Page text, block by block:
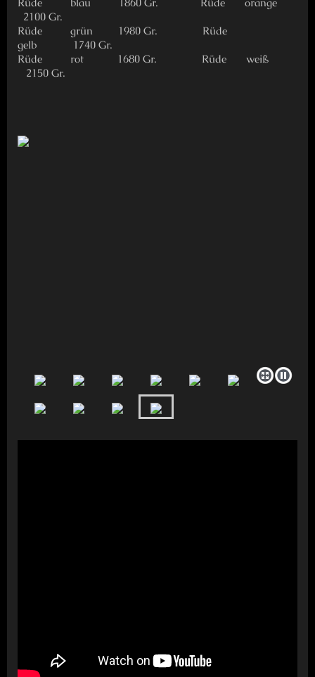
2100 Gr.
Rüde grün 1980 Gr. Rüde
gelb 1740 Gr.
Rüde rot 1680 Gr. Rüde weiß
2150 Gr.